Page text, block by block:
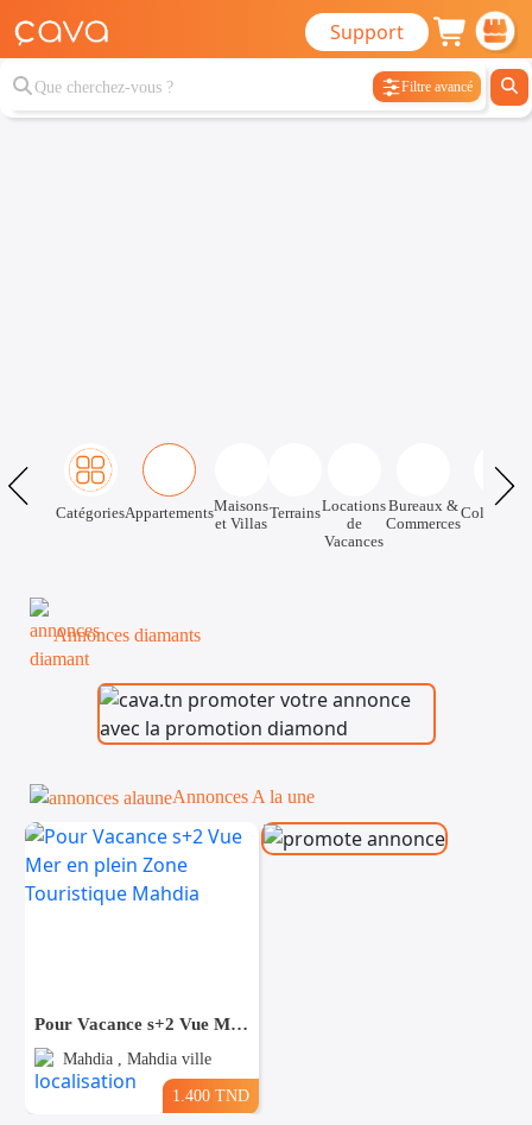
Support
Filtre avancé
CatégoriesAppartementsMaisons
et Villas
TerrainsLocations
de
Vacances
Bureaux &
Commerces
Annonces diamants
Annonces A la une
Pour Vacance s+2 Vue Mer en plein Zone Touristique Mahdia
Mahdia , Mahdia ville
1.400 TND